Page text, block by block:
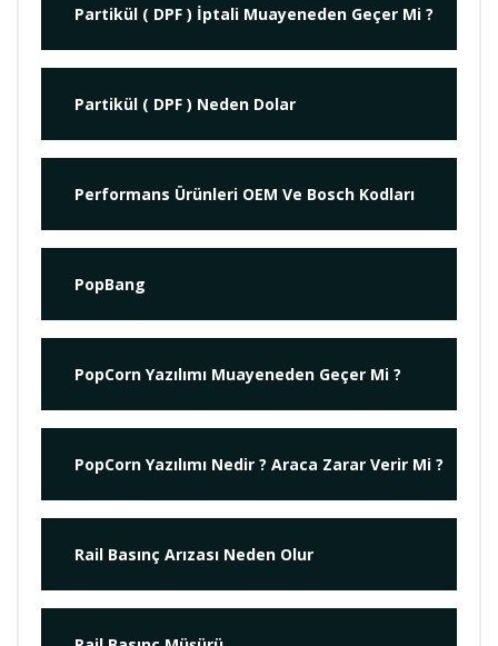
Partikül ( DPF ) İptali Muayeneden Geçer Mi ?
Partikül ( DPF ) Neden Dolar
Performans Ürünleri OEM Ve Bosch Kodları
PopBang
PopCorn Yazılımı Muayeneden Geçer Mi ?
PopCorn Yazılımı Nedir ? Araca Zarar Verir Mi ?
Rail Basınç Arızası Neden Olur